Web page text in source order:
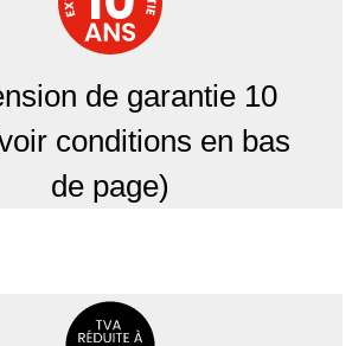
de garantie 10
conditions en bas
de page)